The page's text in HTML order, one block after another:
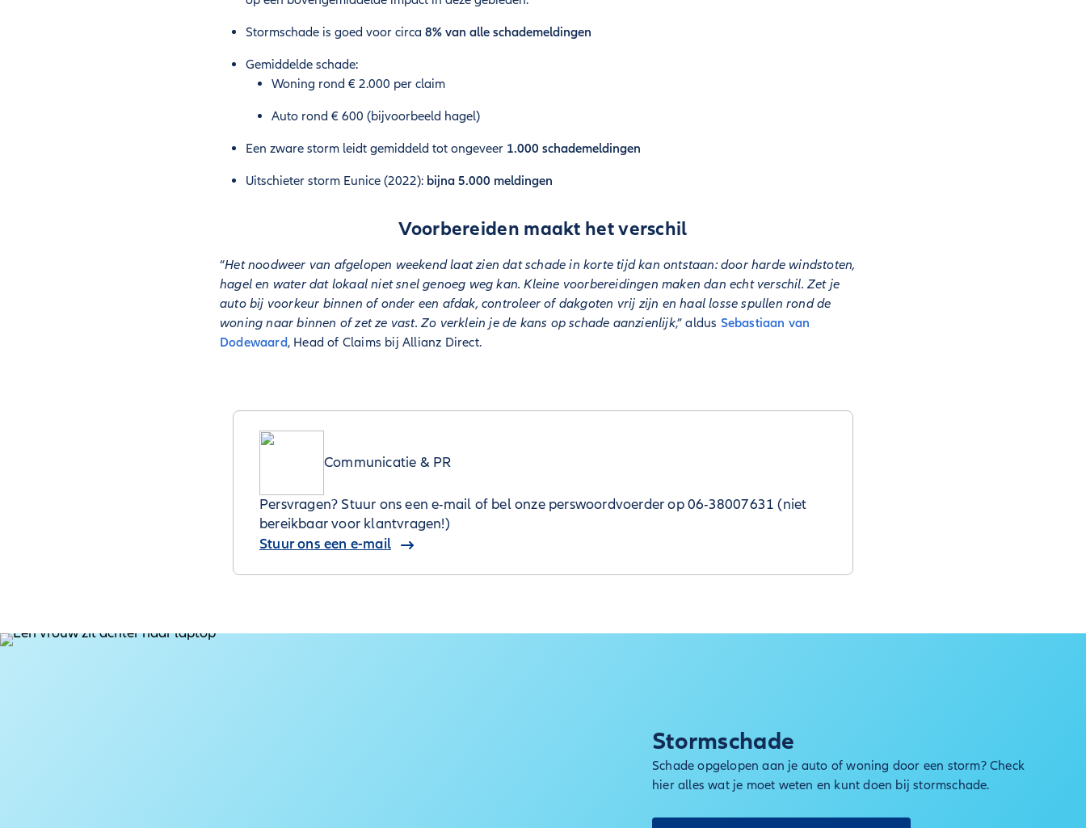
Stormschade is goed voor circa 8% van alle schademeldingen
Gemiddelde schade:
Woning rond € 2.000 per claim
Auto rond € 600 (bijvoorbeeld hagel)
Een zware storm leidt gemiddeld tot ongeveer 1.000 schademeldingen
Uitschieter storm Eunice (2022): bijna 5.000 meldingen
Voorbereiden maakt het verschil
“Het noodweer van afgelopen weekend laat zien dat schade in korte tijd kan ontstaan: door harde windstoten,
hagel en water dat lokaal niet snel genoeg weg kan. Kleine voorbereidingen maken dan echt verschil. Zet je
auto bij voorkeur binnen of onder een afdak, controleer of dakgoten vrij zijn en haal losse spullen rond de
woning naar binnen of zet ze vast. Zo verklein je de kans op schade aanzienlijk,” aldus Sebastiaan van
Dodewaard, Head of Claims bij Allianz Direct.
Communicatie & PR
Persvragen? Stuur ons een e-mail of bel onze perswoordvoerder op 06-38007631 (niet
bereikbaar voor klantvragen!)
Stuur ons een e-mail
Stormschade
Schade opgelopen aan je auto of woning door een storm? Check
hier alles wat je moet weten en kunt doen bij stormschade.